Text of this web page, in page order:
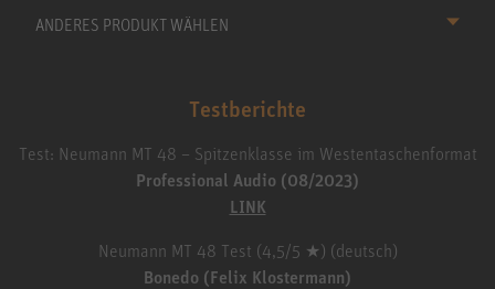
ANDERES PRODUKT WÄHLEN
Testberichte
Test: Neumann MT 48 – Spitzenklasse im Westentaschenformat
Professional Audio (08/2023)
LINK
Neumann MT 48 Test (4,5/5 ★) (deutsch)
Bonedo (Felix Klostermann)